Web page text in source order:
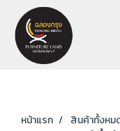
หน้าแรก สินค้าทั้งหม